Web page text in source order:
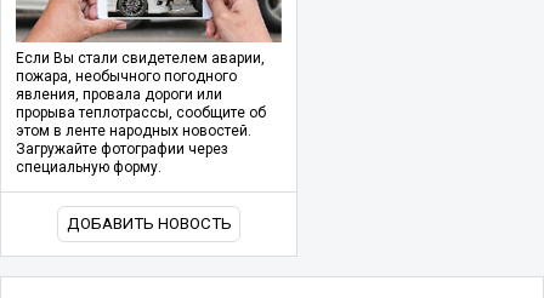
Если Вы стали свидетелем аварии,
пожара, необычного погодного
явления, провала дороги или
прорыва теплотрассы, сообщите об
этом в ленте народных новостей.
Загружайте фотографии через
специальную форму.
ДОБАВИТЬ НОВОСТЬ